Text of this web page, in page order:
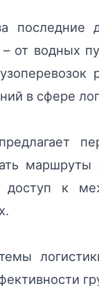
последние
– от водных
в сфере
к